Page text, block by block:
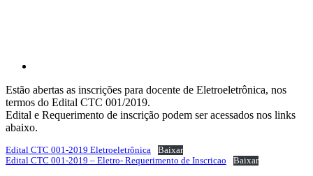
Estão abertas as inscrições para docente de Eletroeletrônica, nos
termos do Edital CTC 001/2019.
Edital e Requerimento de inscrição podem ser acessados nos links
abaixo.
Edital CTC 001-2019 Eletroeletrônica
Baixar
Edital CTC 001-2019 – Eletro- Requerimento de Inscricao
Baixar